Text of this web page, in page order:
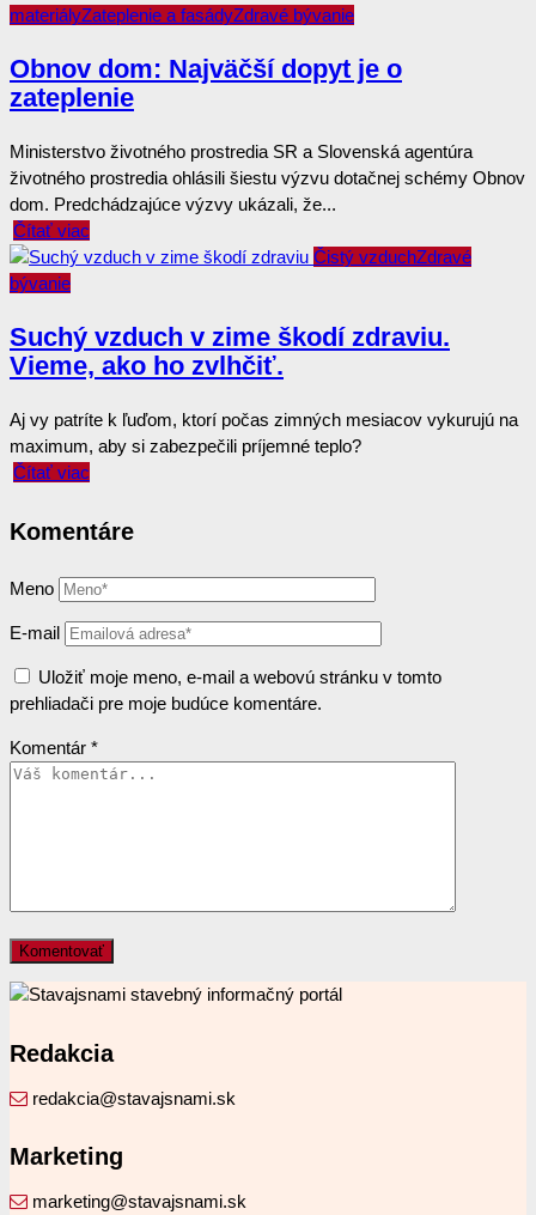
materiályZateplenie a fasádyZdravé bývanie
Obnov dom: Najväčší dopyt je o
zateplenie
Ministerstvo životného prostredia SR a Slovenská agentúra
životného prostredia ohlásili šiestu výzvu dotačnej schémy Obnov
dom. Predchádzajúce výzvy ukázali, že...
Čítať viac
Čistý vzduchZdravé
bývanie
Suchý vzduch v zime škodí zdraviu.
Vieme, ako ho zvlhčiť.
Aj vy patríte k ľuďom, ktorí počas zimných mesiacov vykurujú na
maximum, aby si zabezpečili príjemné teplo?
Čítať viac
Komentáre
Meno
E-mail
Uložiť moje meno, e-mail a webovú stránku v tomto
prehliadači pre moje budúce komentáre.
Komentár *
Redakcia
redakcia@stavajsnami.sk
Marketing
marketing@stavajsnami.sk